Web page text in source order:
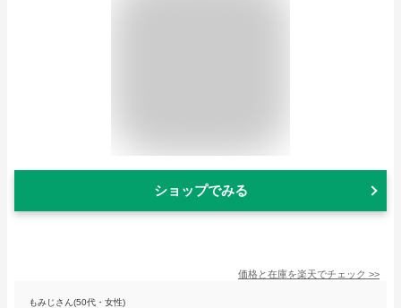
ショップでみる
価格と在庫を楽天でチェック >>
もみじさん(50代・女性)